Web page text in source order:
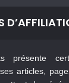
présente
articles,